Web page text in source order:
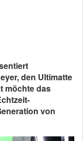
den Ultimatte
möchte das
von